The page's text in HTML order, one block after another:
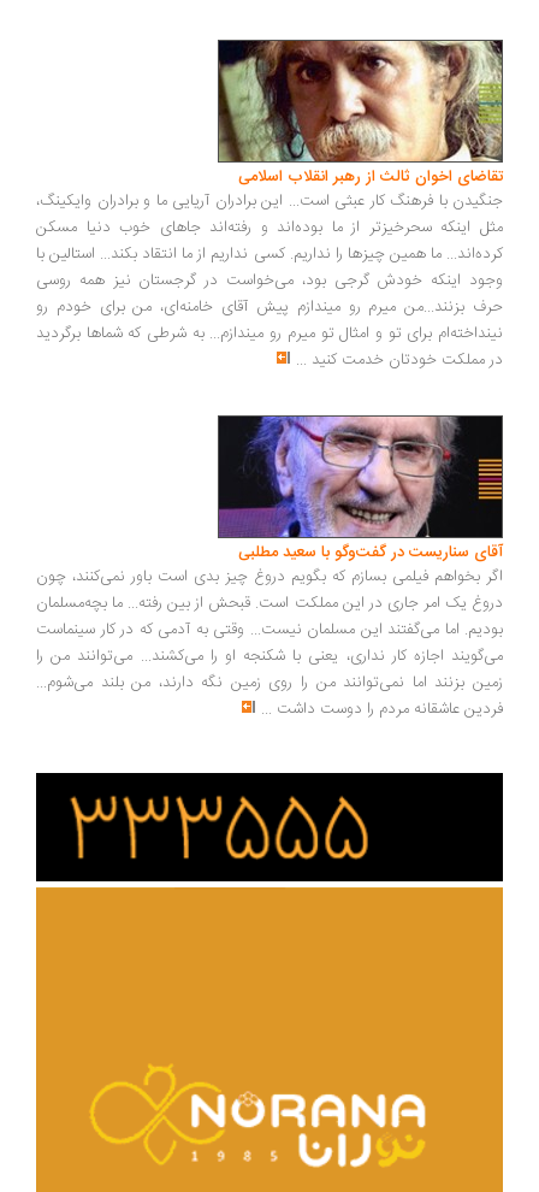
اخوان ثالث از رهبر انقلاب اسلامی
با فرهنگ کار عبثی است... این برادران آریایی ما و برادران وایکینگ،
اینکه سحرخیزتر از ما بوده‌اند و رفته‌اند جاهای خوب دنیا مسکن
ما همین چیزها را نداریم. کسی نداریم از ما انتقاد بکند... استالین با
اینکه خودش گرجی بود، می‌خواست در گرجستان نیز همه روسی
بزنند...من میرم رو میندازم پیش آقای خامنه‌ای، من برای خودم رو
برای تو و امثال تو میرم رو میندازم... به شرطی که شماها برگردید
مملکت خودتان خدمت کنید...
سناریست در گفت‌وگو با سعید مطلبی
بخواهم فیلمی بسازم که بگویم دروغ چیز بدی است باور نمی‌کنند، چون
یک امر جاری در این مملکت است. قبحش از بین رفته... ما بچه‌مسلمان
اما می‌گفتند این مسلمان نیست... وقتی به آدمی که در کار سینماست
اجازه کار نداری، یعنی با شکنجه او را می‌کشند... می‌توانند من را
بزنند اما نمی‌توانند من را روی زمین نگه دارند، من بلند می‌شوم...
عاشقانه مردم را دوست داشت ...